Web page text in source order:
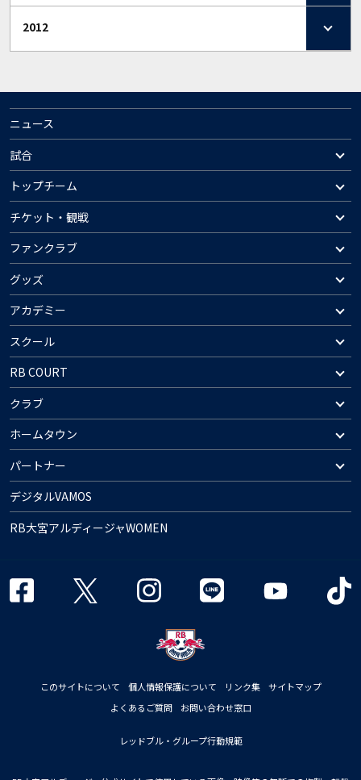
2012
ニュース
試合
トップチーム
チケット・観戦
ファンクラブ
グッズ
アカデミー
スクール
RB COURT
クラブ
ホームタウン
パートナー
デジタルVAMOS
RB大宮アルディージャWOMEN
このサイトについて 個人情報保護について リンク集
サイトマップ
よくあるご質問
お問い合わせ窓口
レッドブル・グループ行動規範